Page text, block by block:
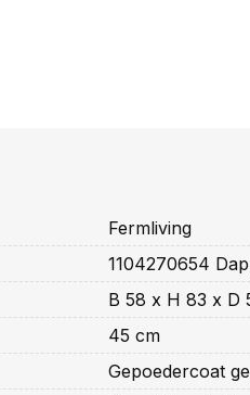
Fermliving
1104270654
B 58 x H 83 x D
45 cm
Gepoedercoat